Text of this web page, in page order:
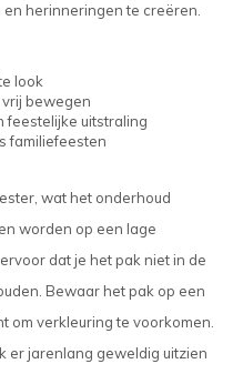
herinneringen te creëren.
look
bewegen
feestelijke uitstraling
familiefeesten
wat het onderhoud
worden op een lage
dat je het pak niet in de
Bewaar het pak op een
om verkleuring te voorkomen.
er jarenlang geweldig uitzien